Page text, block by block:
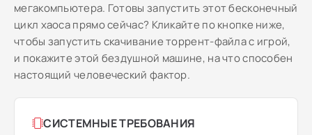
мегакомпьютера. Готовы запустить этот бесконечный
цикл хаоса прямо сейчас? Кликайте по кнопке ниже,
чтобы запустить скачивание торрент-файла с игрой,
и покажите этой бездушной машине, на что способен
настоящий человеческий фактор.
СИСТЕМНЫЕ ТРЕБОВАНИЯ